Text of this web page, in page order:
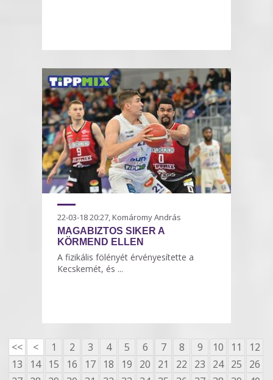
22-03-18 20:27, Komáromy András
MAGABIZTOS SIKER A
KÖRMEND ELLEN
A fizikális fölényét érvényesítette a
Kecskemét, és ...
<< < 1 2 3 4 5 6 7 8 9 10 11
12
13
14 15 16 17 18 19 20 21 22 23 24 25
26